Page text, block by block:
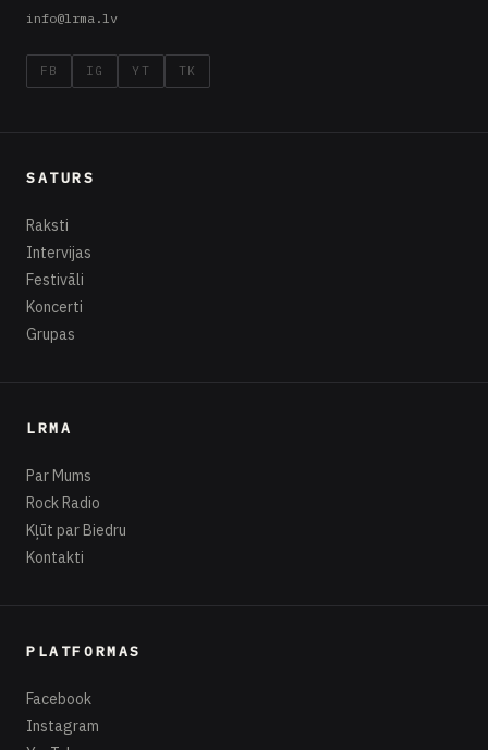
info@lrma.lv
FB IG YT TK
SATURS
Raksti
Intervijas
Festivāli
Koncerti
Grupas
LRMA
Par Mums
Rock Radio
Kļūt par Biedru
Kontakti
PLATFORMAS
Facebook
Instagram